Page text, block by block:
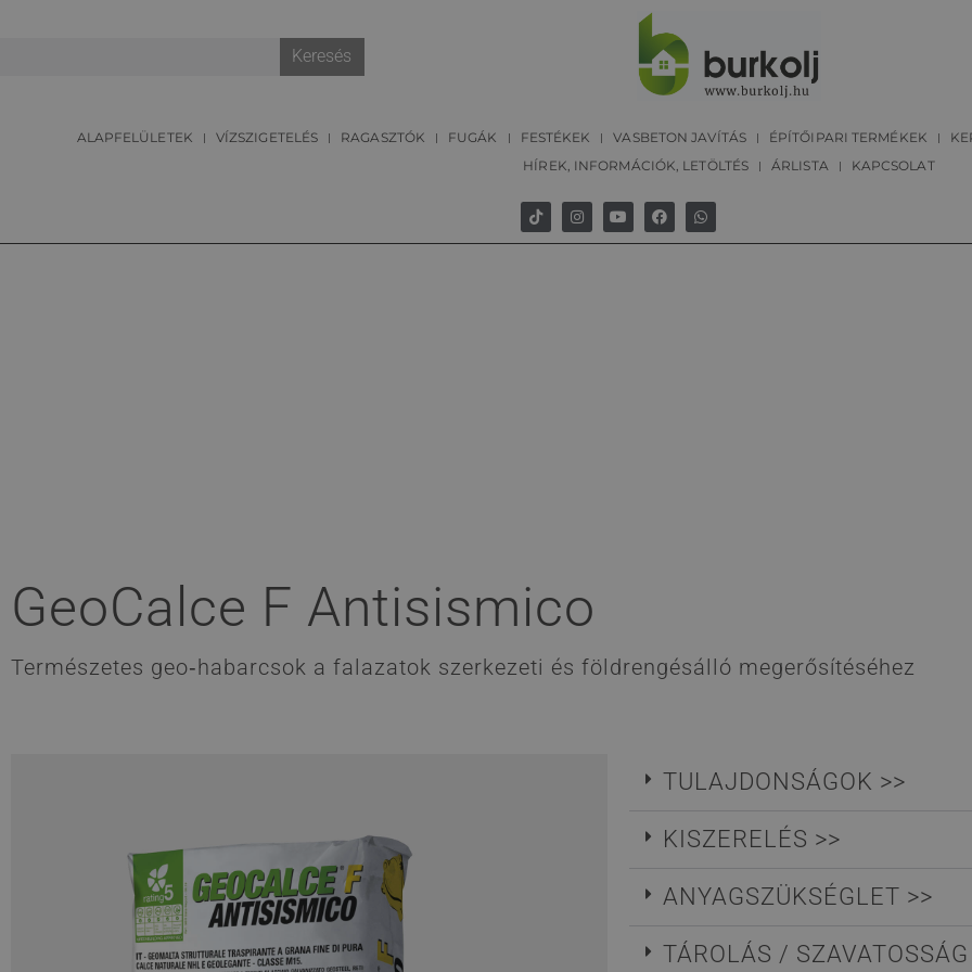
Keresés
ALAPFELÜLETEK VÍZSZIGETELÉS RAGASZTÓK FUGÁK FESTÉKEK VASBETON JAVÍTÁS ÉPÍTŐIPARI TERMÉKEK
HÍREK, INFORMÁCIÓK, LETÖLTÉS
ÁRLISTA KAPCSOLAT
GeoCalce F Antisismico
Természetes geo‑habarcsok a falazatok szerkezeti és földrengésálló megerősítéséhez
TULAJDONSÁGOK >>
KISZERELÉS >>
ANYAGSZÜKSÉGLET >>
TÁROLÁS /